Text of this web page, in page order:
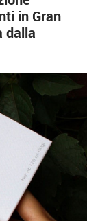
in Gran
dalla